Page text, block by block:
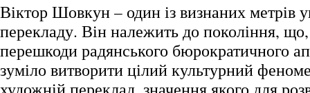
Віктор Шовкун – один із визнаних метрів
перекладу. Він належить до покоління,
перешкоди радянського бюрократичного
зуміло витворити цілий культурний